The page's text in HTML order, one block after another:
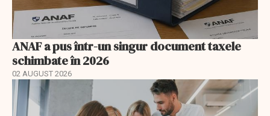
ANAF a pus într-un singur document taxele
schimbate în 2026
02 AUGUST 2026